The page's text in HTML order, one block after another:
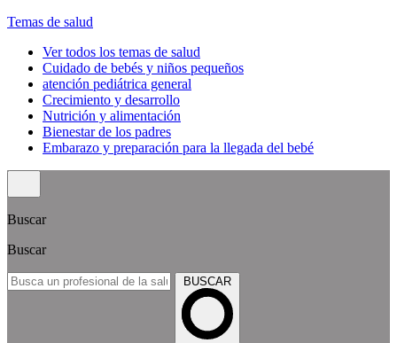
Temas de salud
Ver todos los temas de salud
Cuidado de bebés y niños pequeños
atención pediátrica general
Crecimiento y desarrollo
Nutrición y alimentación
Bienestar de los padres
Embarazo y preparación para la llegada del bebé
Buscar
Buscar
BUSCAR